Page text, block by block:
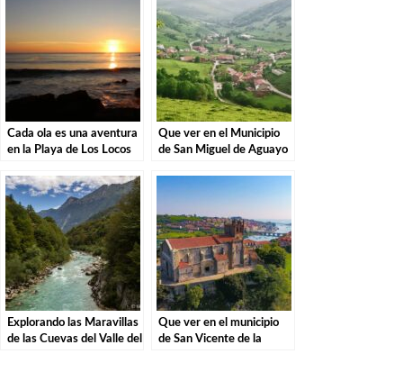
Cantabria
Cada ola es una aventura
en la Playa de Los Locos
Que ver en el Municipio
de San Miguel de Aguayo
Explorando las Maravillas
de las Cuevas del Valle del
Que ver en el municipio
de San Vicente de la